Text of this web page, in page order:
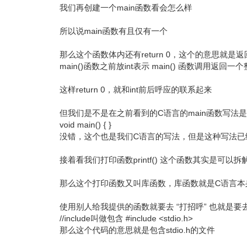
我们再创建一个main函数看会怎么样
所以说main函数有且仅有一个
那么这个函数体内还有return 0，这个的意思就是
main()函数之前放int表示 main() 函数调用返回一个
这样return 0，就和int前后呼应的联系起来
但我们是不是在之前看到的C语言的main函数写法是
void main() { }
没错，这个也是我们C语言的写法，但是这种写法
接着看我们打印函数printf() 这个函数其实是可以
那么这个打印函数又叫库函数，库函数就是C语言
使用别人给我提供的函数就要去 “打招呼” 也就是要
//include叫做包含 #include <stdio.h>
那么这个代码的意思就是包含stdio.h的文件